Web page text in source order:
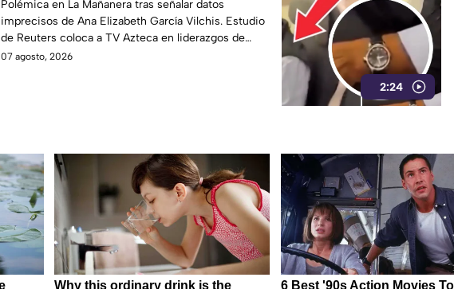
Polémica en La Mañanera tras señalar datos
imprecisos de Ana Elizabeth García Vilchis. Estudio
de Reuters coloca a TV Azteca en liderazgos de
credibilidad.
07 agosto, 2026
2:24